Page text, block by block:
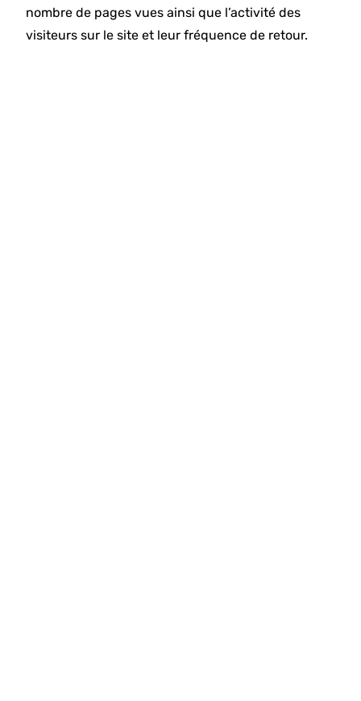
nombre de pages vues ainsi que l’activité des
visiteurs sur le site et leur fréquence de retour.